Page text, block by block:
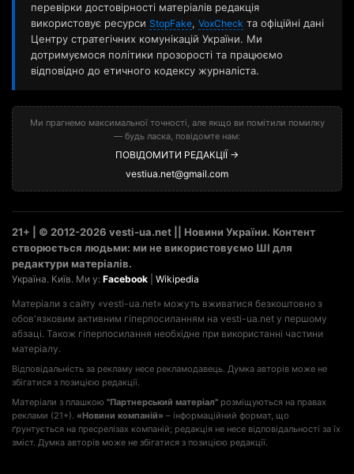
перевірки достовірності матеріалів редакція
використовує ресурси StopFake, VoxCheck та офіційні дані
Центру стратегічних комунікацій України. Ми
дотримуємося політики прозорості та працюємо
відповідно до етичного кодексу журналіста.
Ми прагнемо максимальної точності, але якщо ви помітили помилку
— будь ласка, повідомте нам:
ПОВІДОМИТИ РЕДАКЦІЇ →
vestiua.net@gmail.com
21+ | © 2012-2026 vesti-ua.net || Новини України. Контент
створюється людьми: ми не використовуємо ШІ для
редактури матеріалів.
Україна. Київ. Ми у: Facebook Wikipedia
Матеріали з сайту «vesti-ua.net» можуть вживатися безкоштовно з
обов'язковим активним гіперпосиланням на vesti-ua.net у першому
абзаці. Також гіперпосилання необхідне при використанні частини
матеріалу.
Відповідальність за рекламу несе рекламодавець. Думка авторів може не
збігатися з позицією редакції.
Матеріали з плашкою "Партнерський матеріал" розміщуються на правах
реклами (21+). «Новини компаній» – інформаційний формат, що
ґрунтується на пресрелізах компаній; редакція не несе відповідальності за їх
зміст. Думка авторів може не збігатися з позицією редакції.